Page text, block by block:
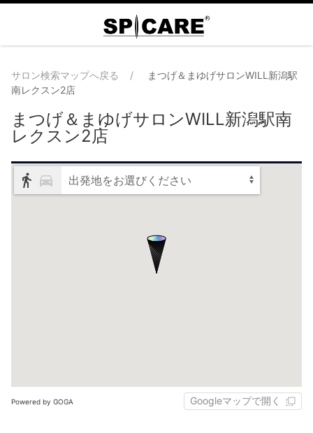
サロン検索マップへ戻る
まつげ＆まゆげサロンWILL新潟駅
南レクスン2店
まつげ＆まゆげサロンWILL新潟駅南
レクスン2店
出発地をお選びください
Powered by GOGA Googleマップで開く